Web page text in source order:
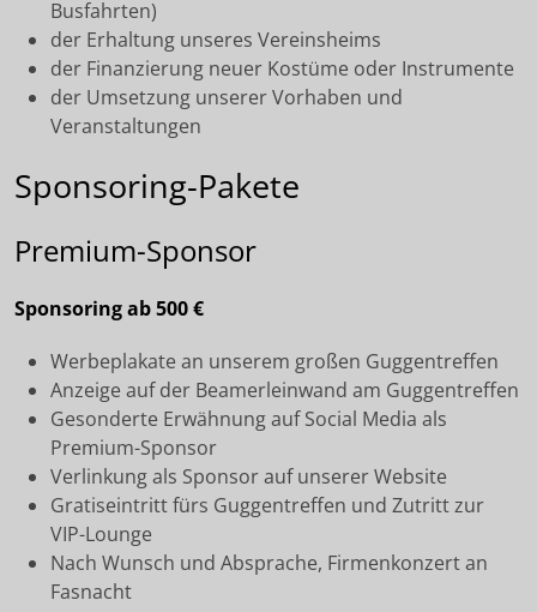
Busfahrten)
der Erhaltung unseres Vereinsheims
der Finanzierung neuer Kostüme oder Instrumente
der Umsetzung unserer Vorhaben und
Veranstaltungen
Sponsoring-Pakete
Premium-Sponsor
Sponsoring ab 500 €
Werbeplakate an unserem großen Guggentreffen
Anzeige auf der Beamerleinwand am Guggentreffen
Gesonderte Erwähnung auf Social Media als
Premium-Sponsor
Verlinkung als Sponsor auf unserer Website
Gratiseintritt fürs Guggentreffen und Zutritt zur
VIP-Lounge
Nach Wunsch und Absprache, Firmenkonzert an
Fasnacht